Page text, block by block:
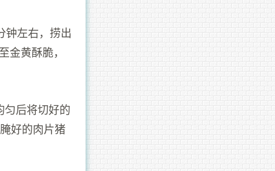
钟左右，捞出
黄酥脆，
匀后将切好的
好的肉片猪